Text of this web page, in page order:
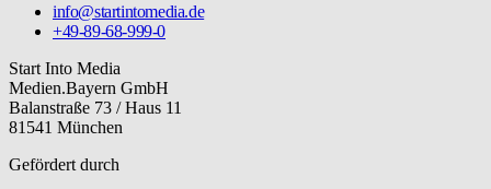
info@startintomedia.de
+49-89-68-999-0
Start Into Media
Medien.Bayern GmbH
Balanstraße 73 / Haus 11
81541 München
Gefördert durch